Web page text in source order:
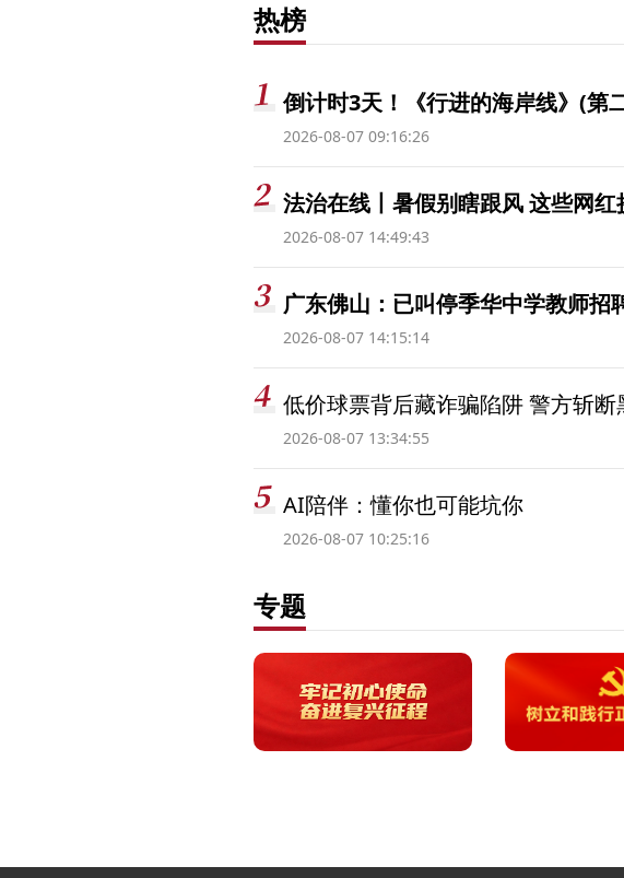
热榜
倒计时3天！《行进的海岸线》(第
2026-08-07 09:16:26
法治在线丨暑假别瞎跟风 这些网红
2026-08-07 14:49:43
广东佛山：已叫停季华中学教师招
2026-08-07 14:15:14
低价球票背后藏诈骗陷阱 警方斩
2026-08-07 13:34:55
AI陪伴：懂你也可能坑你
2026-08-07 10:25:16
专题